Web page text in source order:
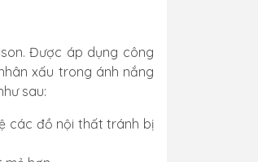
Được áp dụng công
xấu trong ánh nắng
sau:
các đồ nội thất tránh bị